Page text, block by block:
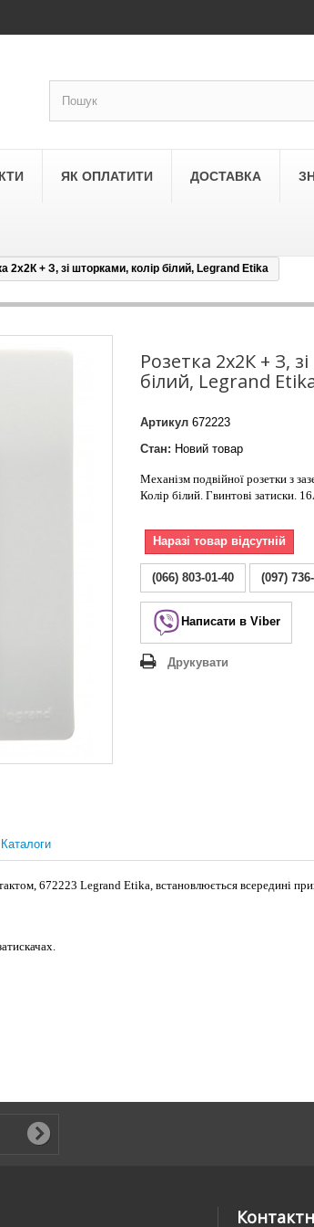
Allure
Life
LEGRAND
LEZARD
Lezard Deriy
ЯК ОПЛАТИТИ ДОСТАВКА
2х2К + З, зі шторками, колір білий, Legrand Etika
Розетка 2х2К + З,
білий, Legrand
Артикул 672223
Стан: Новий товар
Механізм подвійної розетки з
Колір білий. Гвинтові затиски.
Наразі товар відсутній
(066) 803-01-40 (097)
Написати в Viber
Друкувати
Каталоги
672223 Legrand Etika, встановлюється всередині